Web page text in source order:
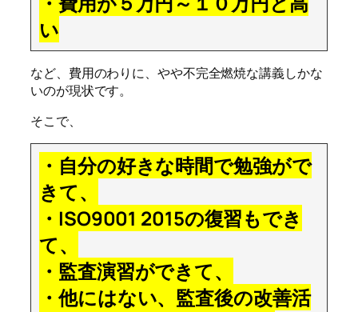
い
など、費用のわりに、やや不完全燃焼な講義しかな
いのが現状です。
そこで、
・自分の好きな時間で勉強がで
きて、
・ISO9001 2015の復習もでき
て、
・監査演習ができて、
・他にはない、監査後の改善活